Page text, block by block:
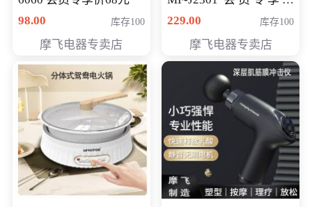
98.00
库存100
摩飞电器专卖店
168元
229.00 库存100
摩飞电器专卖店